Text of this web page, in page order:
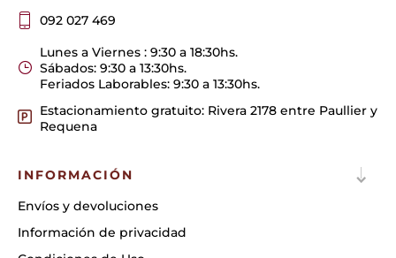
092 027 469
Lunes a Viernes : 9:30 a 18:30hs.
Sábados: 9:30 a 13:30hs.
Feriados Laborables: 9:30 a 13:30hs.
Estacionamiento gratuito: Rivera 2178 entre Paullier y
Requena
INFORMACIÓN
Envíos y devoluciones
Información de privacidad